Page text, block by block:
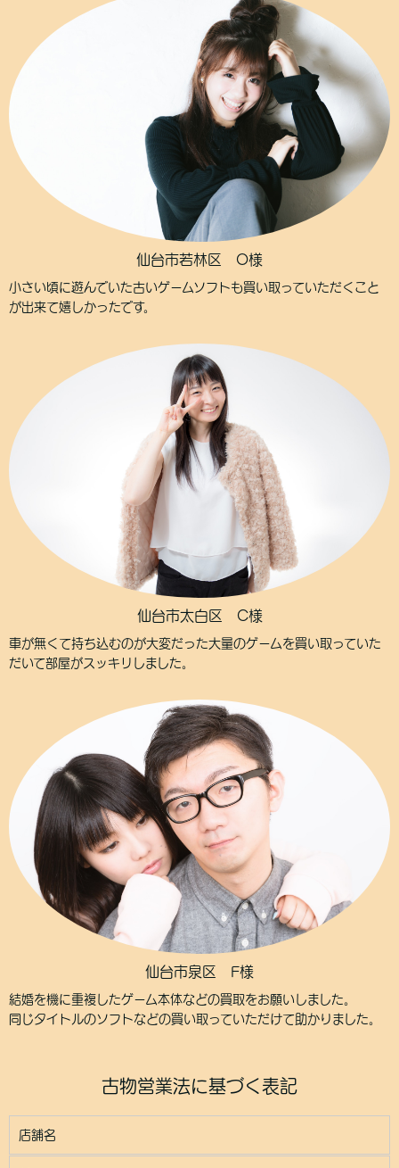
仙台市若林区 O様
小さい頃に遊んでいた古いゲームソフトも買い取っていただくこと
が出来て嬉しかったです。
仙台市太白区 C様
車が無くて持ち込むのが大変だった大量のゲームを買い取っていた
だいて部屋がスッキリしました。
仙台市泉区 F様
結婚を機に重複したゲーム本体などの買取をお願いしました。
同じタイトルのソフトなどの買い取っていただけて助かりました。
古物営業法に基づく表記
店舗名